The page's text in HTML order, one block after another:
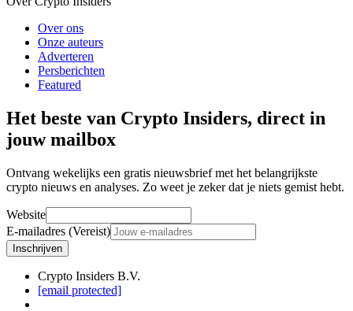
Over ons
Onze auteurs
Adverteren
Persberichten
Featured
Het beste van Crypto Insiders, direct in
jouw mailbox
Ontvang wekelijks een gratis nieuwsbrief met het belangrijkste
crypto nieuws en analyses. Zo weet je zeker dat je niets gemist hebt.
Website
E-mailadres (Vereist)
Inschrijven
Crypto Insiders B.V.
[email protected]